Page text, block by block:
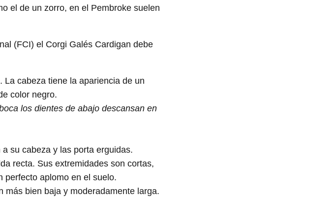
el de un zorro, en el Pembroke suelen
(FCI) el Corgi Galés Cardigan debe
cabeza tiene la apariencia de un
color negro.
los dientes de abajo descansan en
su cabeza y las porta erguidas.
recta. Sus extremidades son cortas,
perfecto aplomo en el suelo.
más bien baja y moderadamente larga.